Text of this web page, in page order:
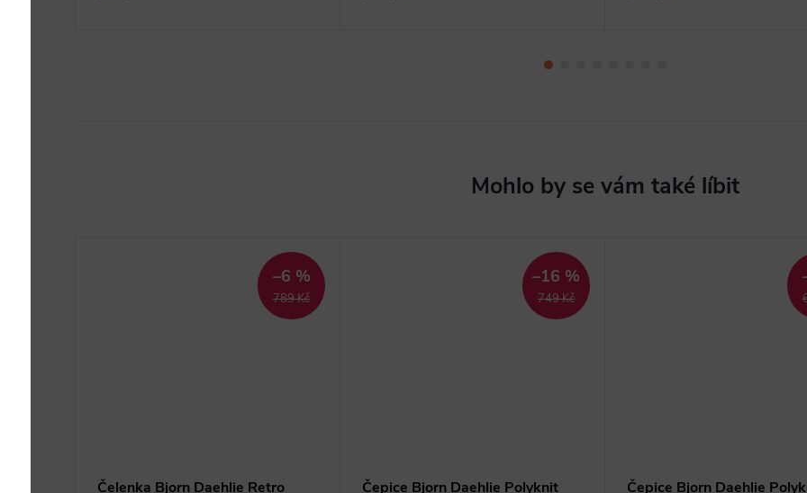
789 Kč
–6 %
Čelenka Bjorn Daehlie Retro
749 Kč
–16 %
Čepice Bjorn Daehlie Polyknit Čepice Bjorn Daehlie